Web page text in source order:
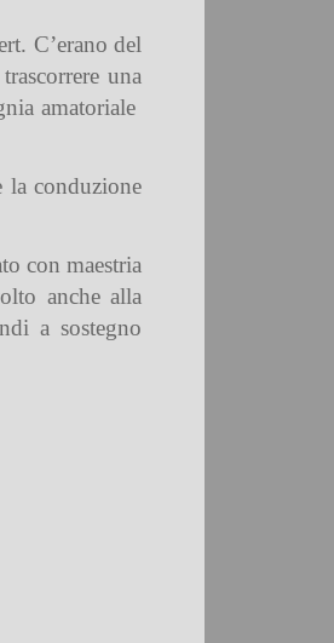
C’erano del
una
amatoriale
la conduzione
con maestria
anche alla
a sostegno